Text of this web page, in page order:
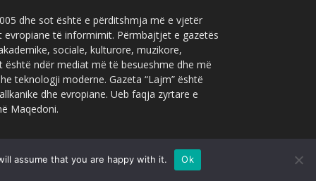
dhe sot është e përditshmja më e vjetër
të informimit. Përmbajtjet e gazetës
sociale, kulturore, muzikore,
ndër mediat më të besueshme dhe më
teknologji moderne. Gazeta “Lajm” është
dhe evropiane. Ueb faqja zyrtare e
Maqedoni.
assume that you are happy with it. Ok